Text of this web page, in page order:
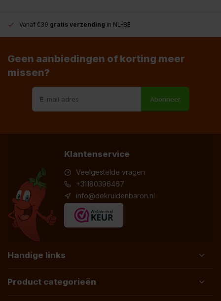
Vanaf €39 gratis verzending in NL-BE
Geen aanbiedingen of korting meer
missen?
Abonneer
Klantenservice
Veelgestelde vragen
+31180396467
info@dekruidenbaron.nl
Handige links
Product categorieën